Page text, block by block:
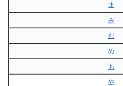
ま
み
む
め
も
や